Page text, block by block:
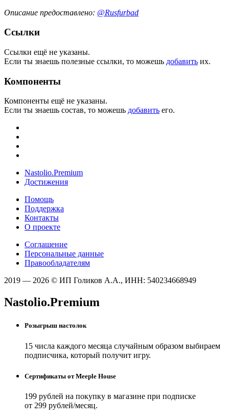
Описание предоставлено: @Rusfurbad
Ссылки
Ссылки ещё не указаны.
Если ты знаешь полезные ссылки, то можешь добавить их.
Компоненты
Компоненты ещё не указаны.
Если ты знаешь состав, то можешь добавить его.
Nastolio.Premium
Достижения
Помощь
Поддержка
Контакты
О проекте
Соглашение
Персональные данные
Правообладателям
2019 — 2026 © ИП Голиков А.А., ИНН: 540234668949
Nastolio.Premium
Розыгрыш настолок
15 числа каждого месяца случайным образом выбираем
подписчика, который получит игру.
Сертификаты от Meeple House
199 рублей на покупку в магазине при подписке
от 299 рублей/месяц.